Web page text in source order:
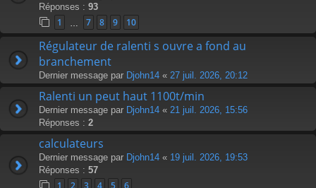
Réponses : 93
1 7 8 9 10
Régulateur de ralenti s ouvre a fond au
branchement
Dernier message par Djohn14 « 27 juil. 2026, 20:12
Ralenti un peut haut 1100t/min
Dernier message par Djohn14 « 21 juil. 2026, 15:56
Réponses : 2
calculateurs
Dernier message par Djohn14 « 19 juil. 2026, 19:53
Réponses : 57